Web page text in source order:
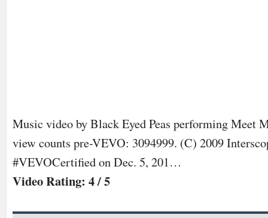
Music video by Black Eyed Peas performing Meet
view counts pre-VEVO: 3094999. (C) 2009
#VEVOCertified on Dec. 5, 201…
Video Rating: 4 / 5